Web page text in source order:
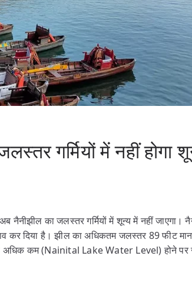
गर्मियों में नहीं होगा
नैनीझील का जलस्तर गर्मियों में शून्य में नहीं जाएगा।
कर दिया है। झील का अधिकतम जलस्तर 89 फीट
कम (Nainital Lake Water Level) होने पर